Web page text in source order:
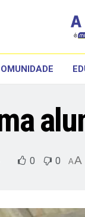
0 0 AA